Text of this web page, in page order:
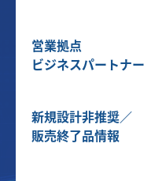
営業拠点
ビジネスパートナー
新規設計非推奨／
販売終了品情報